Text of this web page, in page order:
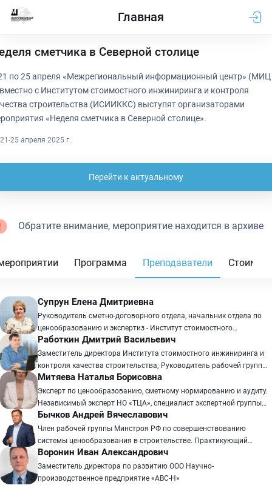
Главная
сметчика в Северной столице
по 25 апреля «Межрегиональный информационный центр» (МИЦ
с Институтом стоимостного инжиниринга и контроля
строительства (ИСИИККС) выступят организаторами
«Неделя сметчика в Северной столице».
21-25 апреля 2025 г.
Перейти к актуальному
Обратите внимание, мероприятие находится в архиве
Программа Преподаватели
Супрун Елена Дмитриевна
Руководитель сметно-договорного отдела, начальник отдела по
ценообразованию и экспертиз - Институт стоимостного
инжиниринга и контроля качества строительства. (г.Красноярск)
Работкин Дмитрий Васильевич
Заместитель директора Института стоимостного инжиниринга и
контроля качества строительства; Руководитель рабочей группы
по разработке оценочных характеристик, предъявляемых к
инженерам-сметчикам ИСИИККС; Эксперт в области технического
надзора и экспертизы проектов в строительстве; Эксперт
арбитражного суда в области строительства; Эксперт
независимой строительно-технической экспертизы объектов
нефтяной промышленности; Практикующий специалист-эксперт с
опытом работы более 15 лет.
Митяева Наталья Борисовна
Эксперт по ценообразованию, сметному нормированию и аудиту.
Независимый эксперт НО «ТЦА», специалист экспертной группы
Комиссии по ценообразованию и ТЦА при Общественном Совете
Минстроя РФ. Преподаватель дисциплины «Ценообразование и
сметное дело в строительстве» в Государственном Университете
Управления (г. Москва).
Бычков Андрей Вячеславович
Член рабочей группы Минстроя РФ по совершенствованию
системы ценообразования в строительстве. Практикующий
инженер-сметчик, руководитель сметно–договорного отдела
более 17 лет.
Воронин Иван Александрович
Заместитель директора по развитию ООО Научно-
производственное предприятие «АВС-Н»